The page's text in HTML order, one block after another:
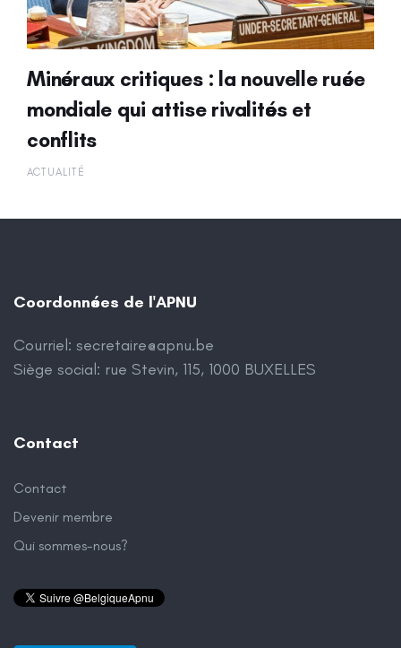
Minéraux critiques : la nouvelle ruée
mondiale qui attise rivalités et
conflits
ACTUALITÉ
Coordonnées de l'APNU
Courriel: secretaire@apnu.be
Siège social: rue Stevin, 115, 1000 BUXELLES
Contact
Contact
Devenir membre
Qui sommes-nous?